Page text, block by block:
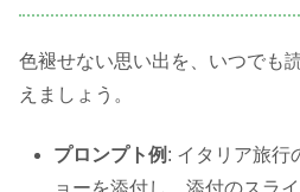
色褪せない思い出を、いつでも
えましょう。
プロンプト例 : イタリア旅行
ョーを添付し、添付のスラ